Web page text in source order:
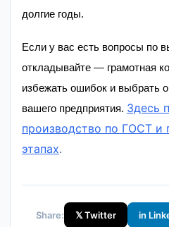
долгие годы.
Если у вас есть вопросы по
откладывайте — грамотная
избежать ошибок и выбрать
вашего предприятия. Здесь
производство по ГОСТ и
этапах.
Share: 𝕏 Twitter in